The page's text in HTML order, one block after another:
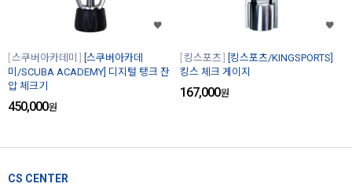
스쿠버아카데미
[스쿠버아카데
미/SCUBA ACADEMY] 디지털 탱크 잔
압 체크기
450,000원
킹스포츠
[킹스포츠/KINGSPORTS]
킹스 체크 게이지
167,000원
CS CENTER